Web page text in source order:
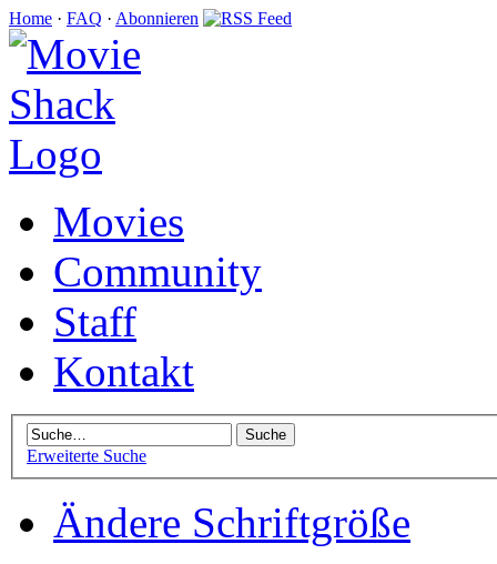
Home · FAQ · Abonnieren
Movies
Community
Staff
Kontakt
Erweiterte Suche
Ändere Schriftgröße